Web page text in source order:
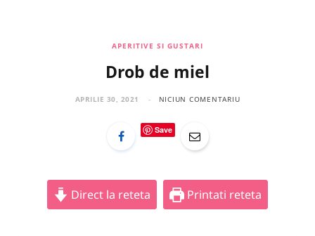
b
APERITIVE SI GUSTARI
Drob de miel
APRILIE 30, 2021 NICIUN COMENTARIU
Save
Direct la reteta Printati reteta